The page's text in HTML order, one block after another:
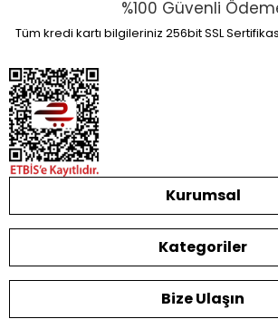
%100 Güvenli
Tüm kredi kartı bilgileriniz 256bit SSL
Kurumsal
Kategoriler
Bize Ulaşın